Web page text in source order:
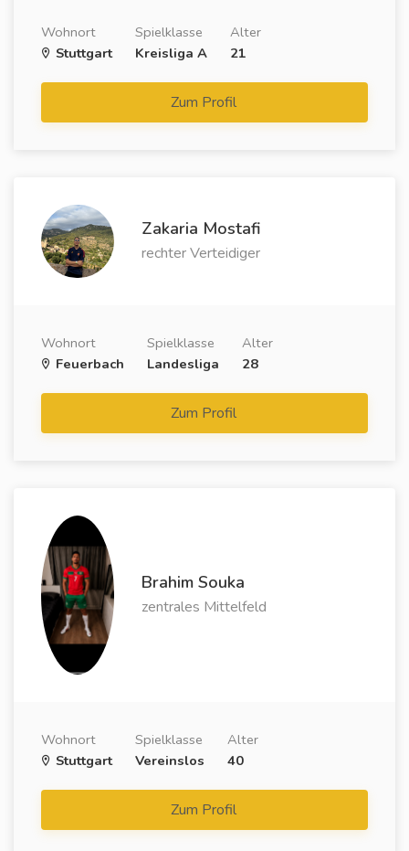
Wohnort
Stuttgart
Spielklasse
Kreisliga A
Alter
21
Zum Profil
Zakaria Mostafi
rechter Verteidiger
Wohnort
Feuerbach
Spielklasse
Landesliga
Alter
28
Zum Profil
Brahim Souka
zentrales Mittelfeld
Wohnort
Stuttgart
Spielklasse
Vereinslos
Alter
40
Zum Profil